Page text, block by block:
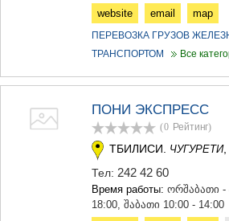
website
email map
ПЕРЕВОЗКА ГРУЗОВ
ТРАНСПОРТОМ
Все
ПОНИ ЭКСПРЕСС
(0 Рейтинг)
ТБИЛИСИ. ЧУГУРЕТИ,
Тел: 242 42 60
Время работы: ორშაბათი -
18:00, შაბათი 10:00 - 14:00